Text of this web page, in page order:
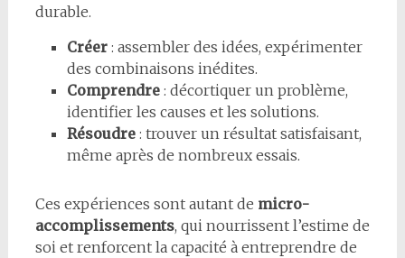
durable.
Créer: assembler des idées, expérimenter
des combinaisons inédites.
Comprendre: décortiquer un problème,
identifier les causes et les solutions.
Résoudre: trouver un résultat satisfaisant,
même après de nombreux essais.
Ces expériences sont autant de micro-
accomplissements, qui nourrissent l’estime de
soi et renforcent la capacité à entreprendre de